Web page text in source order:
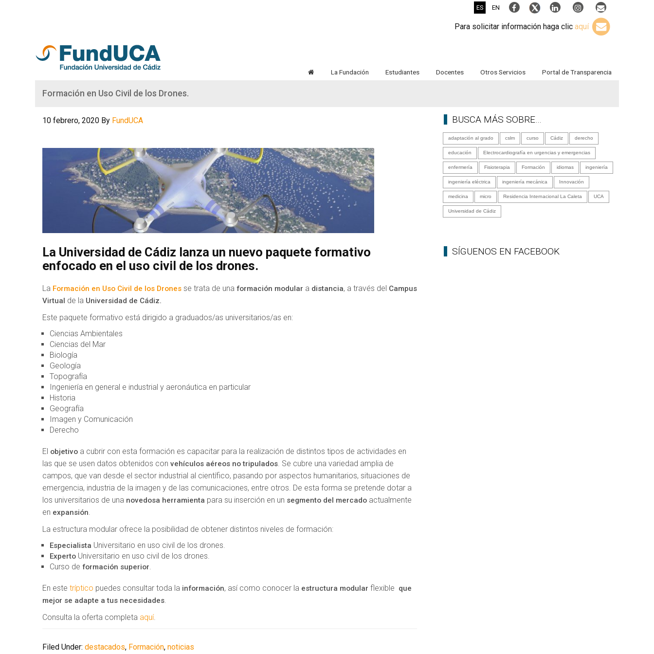
ES EN
Para solicitar información haga clicaquí
La Fundación Estudiantes Docentes Otros Servicios Portal de Transparencia
Formación en Uso Civil de los Drones.
10 febrero, 2020 By FundUCA
La Universidad de Cádiz lanza un nuevo paquete formativo
enfocado en el uso civil de los drones.
La Formación en Uso Civil de los Drones se trata de una formación modular a distancia, a través del Campus
Virtual de la Universidad de Cádiz.
Este paquete formativo está dirigido a graduados/as universitarios/as en:
Ciencias Ambientales
Ciencias del Mar
Biología
Geología
Topografía
Ingeniería en general e industrial y aeronáutica en particular
Historia
Geografía
Imagen y Comunicación
Derecho
El objetivo a cubrir con esta formación es capacitar para la realización de distintos tipos de actividades en
las que se usen datos obtenidos con vehículos aéreos no tripulados . Se cubre una variedad amplia de
campos, que van desde el sector industrial al científico, pasando por aspectos humanitarios, situaciones de
emergencia, industria de la imagen y de las comunicaciones, entre otros. De esta forma se pretende dotar a
los universitarios de una novedosa herramienta para su inserción en un segmento del mercado actualmente
en expansión
La estructura modular ofrece la posibilidad de obtener distintos niveles de formación:
Especialista Universitario en uso civil de los drones.
Experto Universitario en uso civil de los drones.
Curso de formación superior
En este tríptico puedes consultar toda la información, así como conocer la estructura modular flexible que
mejor se adapte a tus necesidades
Consulta la oferta completa aquí.
Filed Under: destacados, Formación, noticias
BUSCA MÁS SOBRE…
adaptación al grado cslm curso Cádiz derecho
educación Electrocardiografía en urgencias y emergencias
enfermería Fisioterapia Formación idiomas ingeniería
ingeniería eléctrica ingeniería mecánica Innovación
medicina micro Residencia Internacional La Caleta UCA
Universidad de Cádiz
SÍGUENOS EN FACEBOOK